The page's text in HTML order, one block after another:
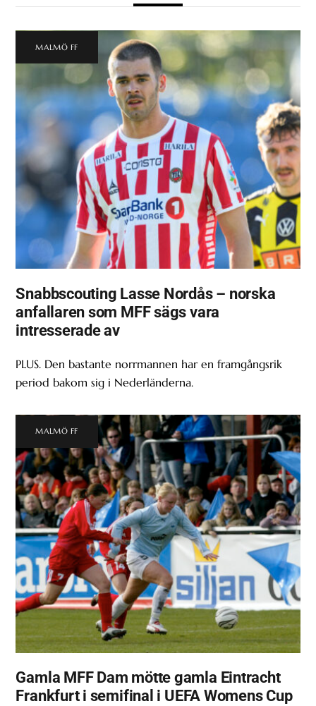
MALMÖ FF
Snabbscouting Lasse Nordås – norska
anfallaren som MFF sägs vara
intresserade av
PLUS. Den bastante norrmannen har en framgångsrik
period bakom sig i Nederländerna.
MALMÖ FF
Gamla MFF Dam mötte gamla Eintracht
Frankfurt i semifinal i UEFA Womens Cup